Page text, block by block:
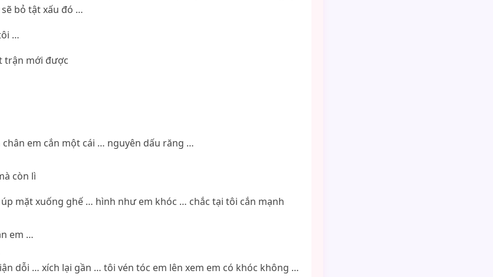
bỏ tật xấu đó …
…
trận mới được
em cắn một cái … nguyên dấu răng …
còn lì
mặt xuống ghế … hình như em khóc … chắc tại tôi cắn mạnh
em …
dỗi … xích lại gần … tôi vén tóc em lên xem em có khóc không …